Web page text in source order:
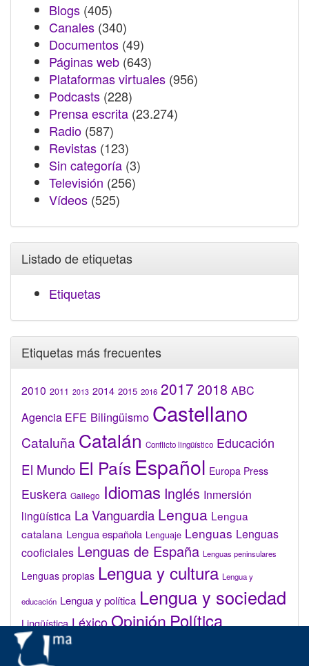
Blogs (405)
Canales (340)
Documentos (49)
Páginas web (643)
Plataformas virtuales (956)
Podcasts (228)
Prensa escrita (23.274)
Radio (587)
Revistas (123)
Sin categoría (3)
Televisión (256)
Vídeos (525)
Listado de etiquetas
Etiquetas
Etiquetas más frecuentes
2010 2011 2013 2014 2015 2016 2017 2018 ABC
Agencia EFE Bilingüismo Castellano
Cataluña Catalán Conflicto lingüístico Educación
El Mundo El País Español Europa Press
Euskera Gallego Idiomas Inglés Inmersión
lingüística La Vanguardia Lengua Lengua
catalana Lengua española Lenguaje Lenguas Lenguas
cooficiales Lenguas de España Lenguas peninsulares
Lenguas propias Lengua y cultura Lengua y
educación Lengua y política Lengua y sociedad
Lingüística LéxicoOpiniónPolítica
lingüística